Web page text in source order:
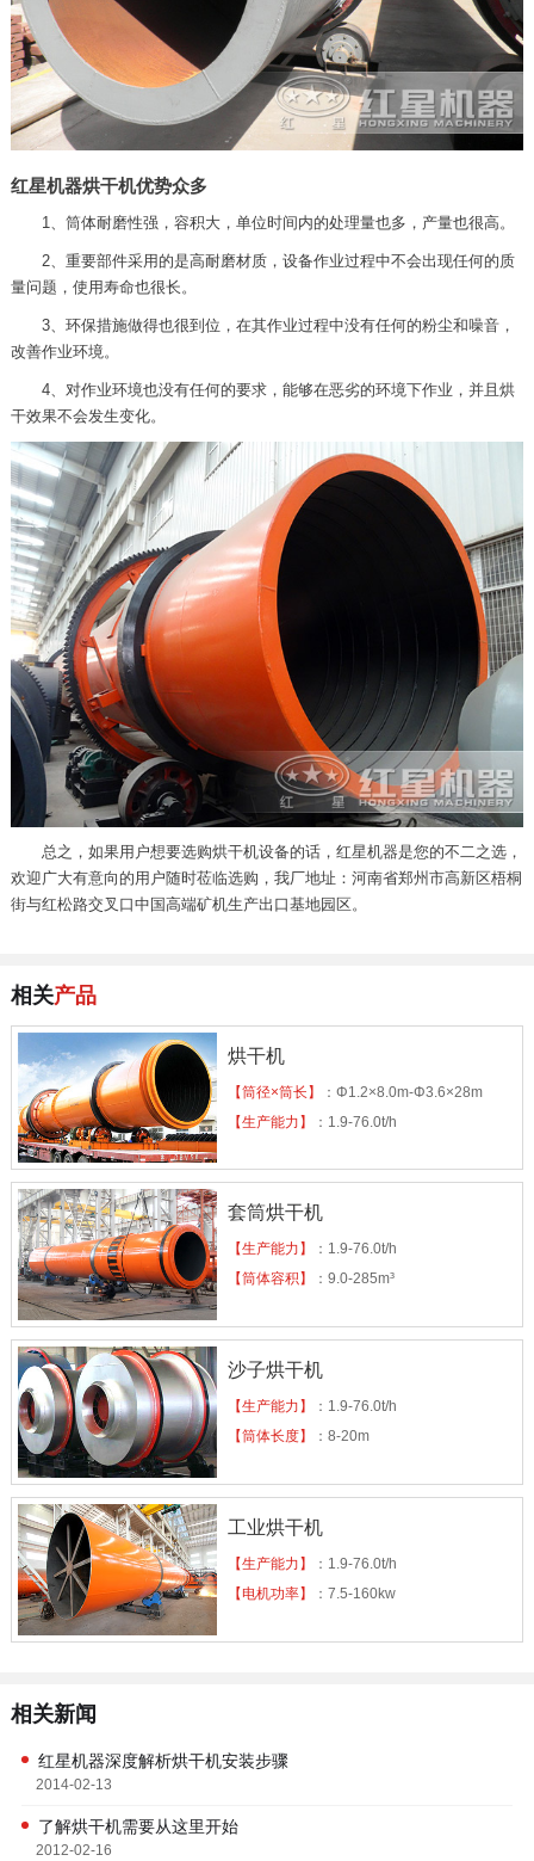
红星机器烘干机优势众多
1、筒体耐磨性强，容积大，单位时间内的处理量也多，产量也很高。
2、重要部件采用的是高耐磨材质，设备作业过程中不会出现任何的质
量问题，使用寿命也很长。
3、环保措施做得也很到位，在其作业过程中没有任何的粉尘和噪音，
改善作业环境。
4、对作业环境也没有任何的要求，能够在恶劣的环境下作业，并且烘
干效果不会发生变化。
总之，如果用户想要选购烘干机设备的话，红星机器是您的不二之选，
欢迎广大有意向的用户随时莅临选购，我厂地址：河南省郑州市高新区梧桐
街与红松路交叉口中国高端矿机生产出口基地园区。
相关产品
烘干机
【筒径×筒长】
：Φ1.2×8.0m-Φ3.6×28m
【生产能力】
：1.9-76.0t/h
套筒烘干机
【生产能力】
：1.9-76.0t/h
【筒体容积】
：9.0-285m³
沙子烘干机
【生产能力】
：1.9-76.0t/h
【筒体长度】
：8-20m
工业烘干机
【生产能力】
：1.9-76.0t/h
【电机功率】
：7.5-160kw
相关新闻
红星机器深度解析烘干机安装步骤
2014-02-13
了解烘干机需要从这里开始
2012-02-16